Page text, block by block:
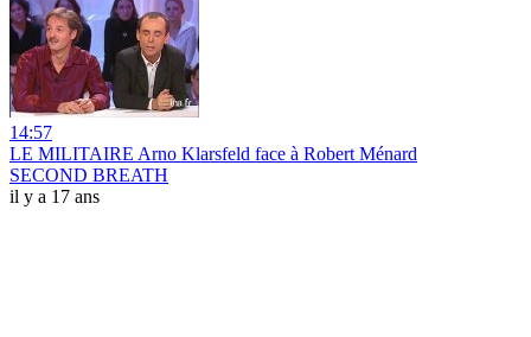
14:57
LE MILITAIRE Arno Klarsfeld face à Robert Ménard
SECOND BREATH
il y a 17 ans